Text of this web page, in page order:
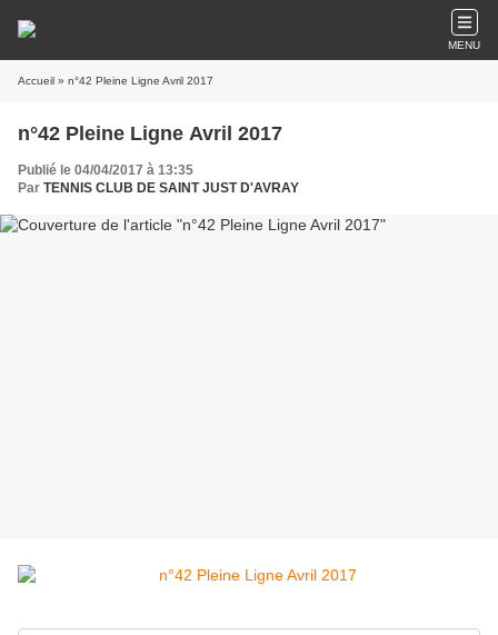
MENU
Accueil » n°42 Pleine Ligne Avril 2017
n°42 Pleine Ligne Avril 2017
Publié le 04/04/2017 à 13:35
Par TENNIS CLUB DE SAINT JUST D'AVRAY